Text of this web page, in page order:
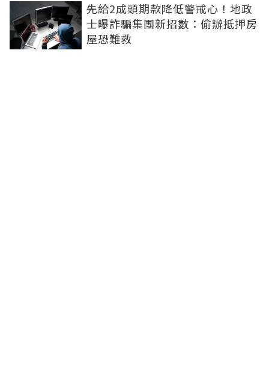
先給2成頭期款降低警戒心！地政
士曝詐騙集團新招數：偷辦抵押房
屋恐難救